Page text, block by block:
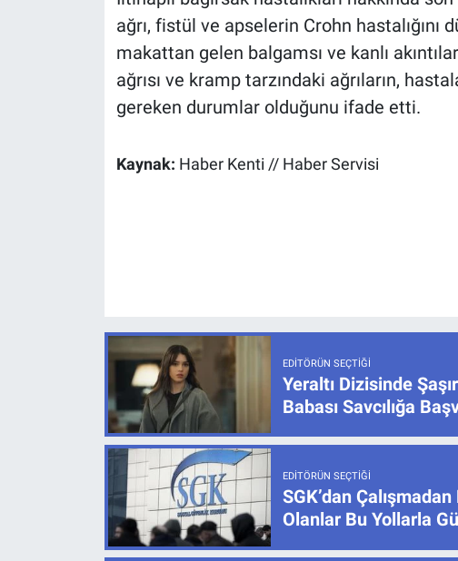
ağrı, fistül ve apselerin Crohn hastalığını
makattan gelen balgamsı ve kanlı
ağrısı ve kramp tarzındaki ağrıların,
gereken durumlar olduğunu ifade etti.
Kaynak: Haber Kenti // Haber Servisi
EDITÖRÜN SEÇTIĞI
Yeraltı Dizisinde
Babası Savcılığa
EDITÖRÜN SEÇTIĞI
SGK’dan
Olanlar Bu Yollarla